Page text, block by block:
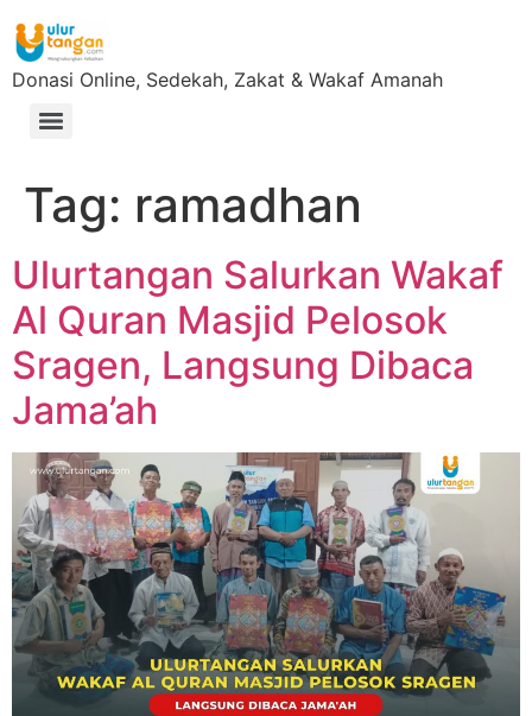
Donasi Online, Sedekah, Zakat & Wakaf Amanah
Tag: ramadhan
Ulurtangan Salurkan Wakaf
Al Quran Masjid Pelosok
Sragen, Langsung Dibaca
Jama’ah